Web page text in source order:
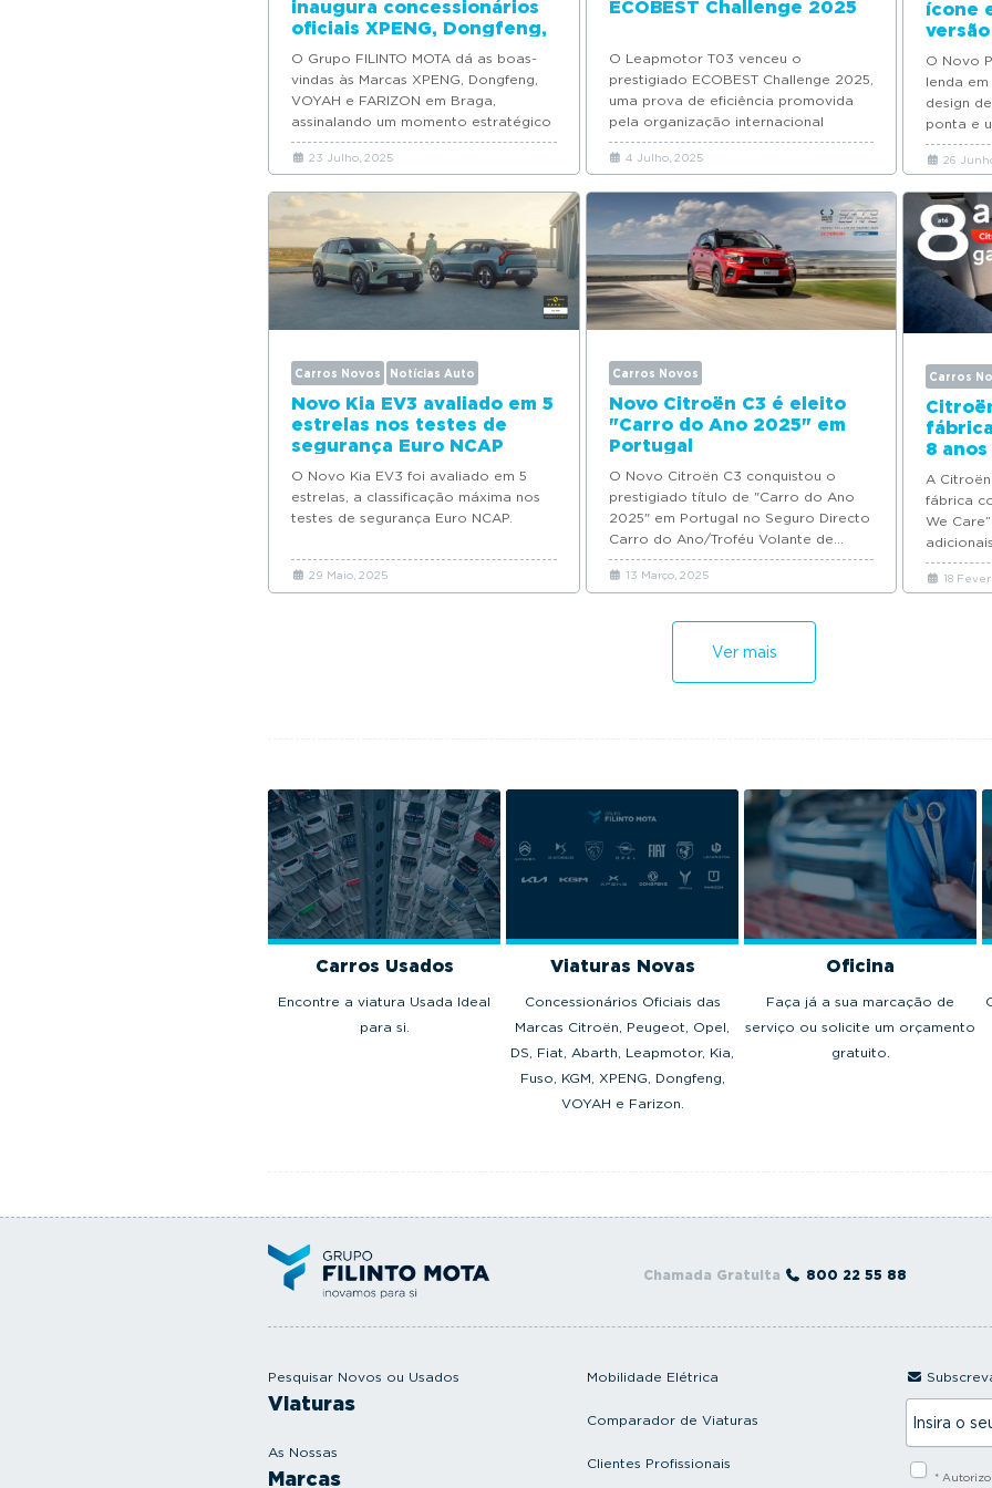
inaugura concessionários
oficiais XPENG, Dongfeng,
VOYAH e Farizon
O Grupo FILINTO MOTA dá as boas-
vindas às Marcas XPENG, Dongfeng,
VOYAH e FARIZON em Braga,
assinalando um momento estratégico
para a expansão...
23 Julho, 2025
ECOBEST Challenge 2025
O Leapmotor T03 venceu o
prestigiado ECOBEST Challenge 2025,
uma prova de eficiência promovida
pela organização internacional
AUTOBEST.
4 Julho, 2025
ícone
O Novo
lenda
design
ponta e
26
Carros Novos Notícias Auto
Novo Kia EV3 avaliado em 5
estrelas nos testes de
segurança Euro NCAP
O Novo Kia EV3 foi avaliado em 5
estrelas, a classificação máxima nos
testes de segurança Euro NCAP.
29 Maio, 2025
Carros Novos
Novo Citroën C3 é eleito
"Carro do Ano 2025" em
Portugal
O Novo Citroën C3 conquistou o
prestigiado título de "Carro do Ano
2025" em Portugal no Seguro Directo
Carro do Ano/Troféu Volante de...
13 Março, 2025
Carros
8 anos
A
fábrica
We
18
Ver mais
Carros Usados
Encontre a viatura Usada Ideal
para si.
Viaturas Novas
Concessionários Oficiais das
Marcas Citroën, Peugeot, Opel,
DS, Fiat, Abarth, Leapmotor, Kia,
Fuso, KGM, XPENG, Dongfeng,
VOYAH e Farizon.
Oficina
Faça já a sua marcação de
serviço ou solicite um orçamento
gratuito.
Chamada Gratuita 800 22 55 88
Pesquisar Novos ou Usados
Viaturas
As Nossas
Marcas
Mobilidade Elétrica
Comparador de Viaturas
Clientes Profissionais
s
r
*